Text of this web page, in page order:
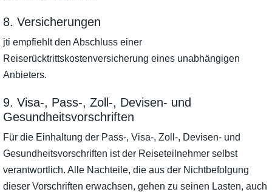
8. Versicherungen
jti empfiehlt den Abschluss einer
Reiserücktrittskostenversicherung eines unabhängigen
Anbieters.
9. Visa-, Pass-, Zoll-, Devisen- und
Gesundheitsvorschriften
Für die Einhaltung der Pass-, Visa-, Zoll-, Devisen- und
Gesundheitsvorschriften ist der Reiseteilnehmer selbst
verantwortlich. Alle Nachteile, die aus der Nichtbefolgung
dieser Vorschriften erwachsen, gehen zu seinen Lasten, auch